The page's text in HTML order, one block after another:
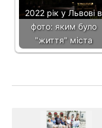
2022 рік у Львові в
фото: яким було
"життя" міста